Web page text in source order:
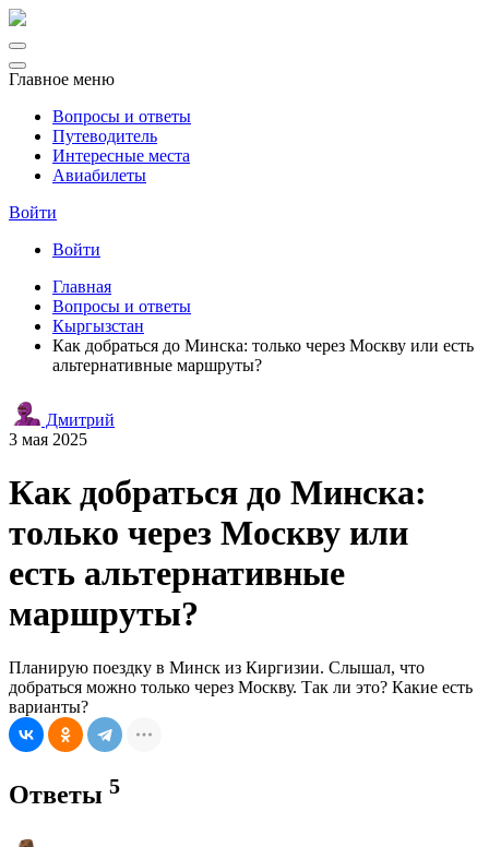
Главное меню
Вопросы и ответы
Путеводитель
Интересные места
Авиабилеты
Войти
Войти
Главная
Вопросы и ответы
Кыргызстан
Как добраться до Минска: только через Москву или есть
альтернативные маршруты?
Дмитрий
3 мая 2025
Как добраться до Минска:
только через Москву или
есть альтернативные
маршруты?
Планирую поездку в Минск из Киргизии. Слышал, что
добраться можно только через Москву. Так ли это? Какие есть
варианты?
Ответы 5